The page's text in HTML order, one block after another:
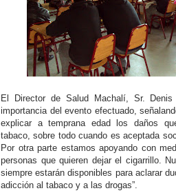
El Director de Salud Machalí, Sr.
importancia del evento efectuado,
explicar a temprana edad los daños
tabaco, sobre todo cuando es aceptada
Por otra parte estamos apoyando con
personas que quieren dejar el cigarrillo.
siempre estarán disponibles para aclarar
adicción al tabaco y a las drogas”.